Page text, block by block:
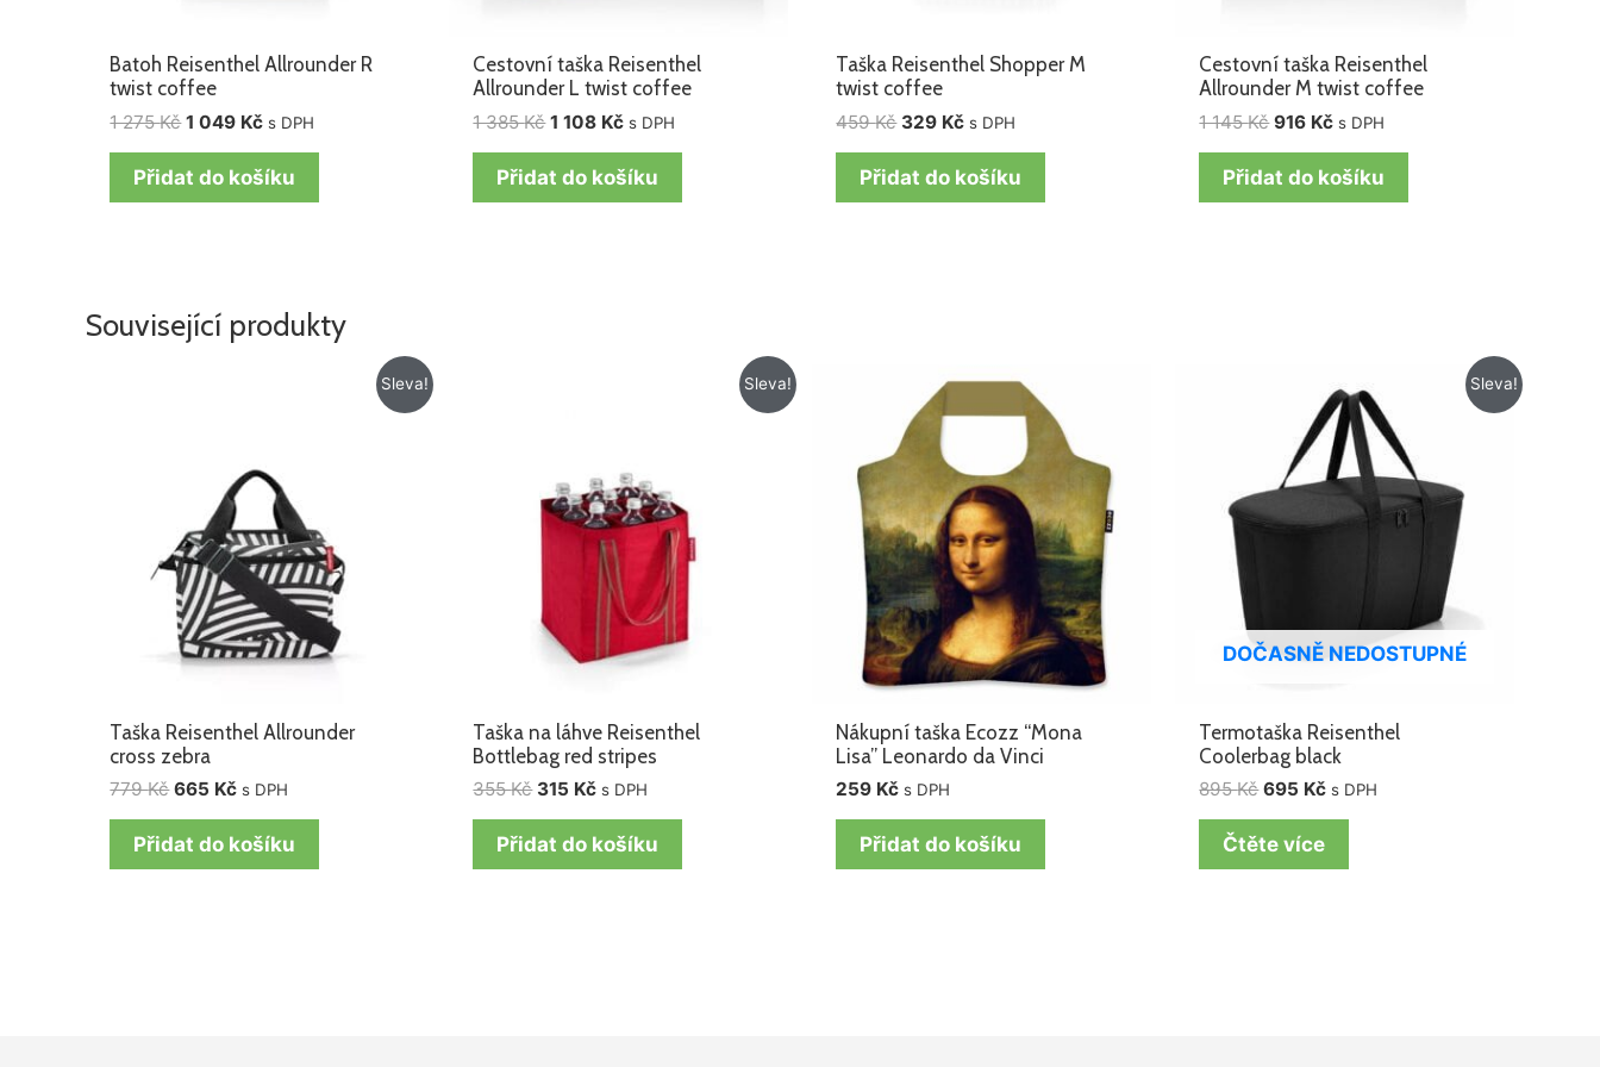
Batoh Reisenthel Allrounder R
twist coffee
1 275Kč 1 049 Kč s DPH
Přidat do košíku
Cestovní taška Reisenthel
Allrounder L twist coffee
1 385Kč 1 108 Kč s DPH
Přidat do košíku
Taška Reisenthel Shopper M
twist coffee
459Kč 329 Kč s DPH
Přidat do košíku
Cestovní taška Reisenthel
Allrounder M twist coffee
1 145Kč 916 Kč s DPH
Přidat do košíku
Související produkty
Sleva!
Taška Reisenthel Allrounder
cross zebra
779Kč 665 Kč s DPH
Přidat do košíku
Sleva!
Taška na láhve Reisenthel
Bottlebag red stripes
355Kč 315 Kč s DPH
Přidat do košíku
Nákupní taška Ecozz “Mona
Lisa” Leonardo da Vinci
259 Kč s DPH
Přidat do košíku
Sleva!
DOČASNĚ NEDOSTUPNÉ
Termotaška Reisenthel
Coolerbag black
895Kč
895 Kč.
695 Kč
cena
je:
695 Kč.
s DPH
Čtěte více